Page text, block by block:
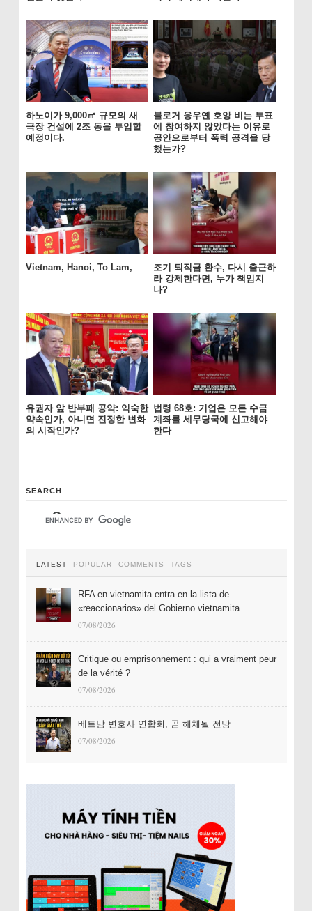
하노이가 9,000㎡ 규모의 새
극장 건설에 2조 동을 투입할
예정이다.
블로거 응우옌 호앙 비는 투표
에 참여하지 않았다는 이유로
공안으로부터 폭력 공격을 당
했는가?
Vietnam, Hanoi, To Lam,
조기 퇴직금 환수, 다시 출근하
라 강제한다면, 누가 책임지
나?
유권자 앞 반부패 공약: 익숙한
약속인가, 아니면 진정한 변화
의 시작인가?
법령 68호: 기업은 모든 수금
계좌를 세무당국에 신고해야
한다
SEARCH
LATEST POPULAR COMMENTS TAGS
RFA en vietnamita entra en la lista de
«reaccionarios» del Gobierno vietnamita
07/08/2026
Critique ou emprisonnement : qui a vraiment peur
de la vérité ?
07/08/2026
베트남 변호사 연합회, 곧 해체될 전망
07/08/2026